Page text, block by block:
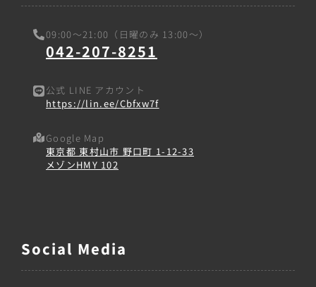
09:00〜21:00（日曜のみ 13:00〜）
042-207-8251
公式 LINE アカウント
https://lin.ee/Cbfxw7f
Google Map
東京都 東村山市 野口町 1-12-33
メゾンHMY 102
Social Media